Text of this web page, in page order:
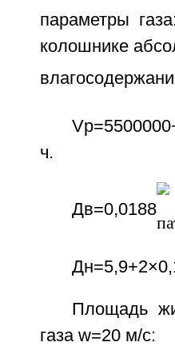
параметры
колошнике
ч.
Дв=0,0188
Площадь
газа w=20 м/с: